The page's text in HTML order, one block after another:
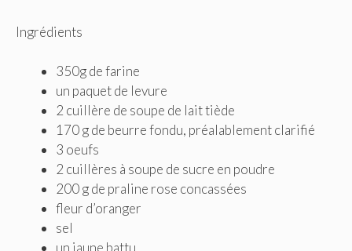
Ingrédients
350g de farine
un paquet de levure
2 cuillère de soupe de lait tiède
170 g de beurre fondu, préalablement clarifié
3 oeufs
2 cuillères à soupe de sucre en poudre
200 g de praline rose concassées
fleur d’oranger
sel